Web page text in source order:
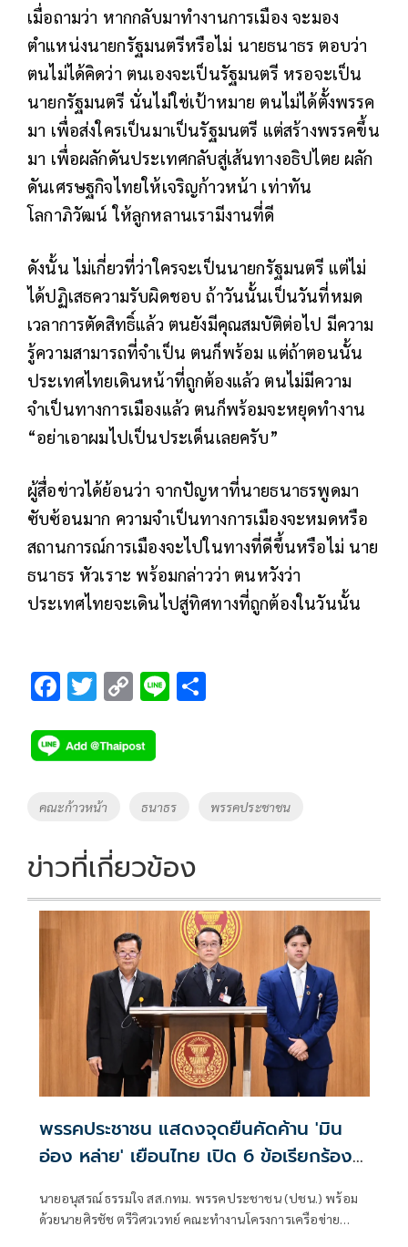
เมื่อถามว่า หากกลับมาทำงานการเมือง จะมอง
ตำแหน่งนายกรัฐมนตรีหรือไม่ นายธนาธร ตอบว่า
ตนไม่ได้คิดว่า ตนเองจะเป็นรัฐมนตรี หรอจะเป็น
นายกรัฐมนตรี นั่นไม่ใช่เป้าหมาย ตนไม่ได้ตั้งพรรค
มา เพื่อส่งใครเป็นมาเป็นรัฐมนตรี แต่สร้างพรรคขึ้น
มา เพื่อผลักดันประเทศกลับสู่เส้นทางอธิปไตย ผลัก
ดันเศรษฐกิจไทยให้เจริญก้าวหน้า เท่าทัน
โลกาภิวัฒน์ ให้ลูกหลานเรามีงานที่ดี
ดังนั้น ไม่เกี่ยวที่ว่าใครจะเป็นนายกรัฐมนตรี แต่ไม่
ได้ปฏิเสธความรับผิดชอบ ถ้าวันนั้นเป็นวันที่หมด
เวลาการตัดสิทธิ์แล้ว ตนยังมีคุณสมบัติต่อไป มีความ
รู้ความสามารถที่จำเป็น ตนก็พร้อม แต่ถ้าตอนนั้น
ประเทศไทยเดินหน้าที่ถูกต้องแล้ว ตนไม่มีความ
จำเป็นทางการเมืองแล้ว ตนก็พร้อมจะหยุดทำงาน
“อย่าเอาผมไปเป็นประเด็นเลยครับ”
ผู้สื่อข่าวได้ย้อนว่า จากปัญหาที่นายธนาธรพูดมา
ซับซ้อนมาก ความจำเป็นทางการเมืองจะหมดหรือ
สถานการณ์การเมืองจะไปในทางที่ดีขึ้นหรือไม่ นาย
ธนาธร หัวเราะ พร้อมกล่าวว่า ตนหวังว่า
ประเทศไทยจะเดินไปสู่ทิศทางที่ถูกต้องในวันนั้น
F
e
b
o
k
T
tt
er
C
p
y
Li
k
Li
Tags
คณะก้าวหน้า ธนาธร พรรคประชาชน
ข่าวที่เกี่ยวข้อง
พรรคประชาชน แสดงจุดยืนคัดค้าน 'มิน
อ่อง หล่าย' เยือนไทย เปิด 6 ข้อเรียกร้อง
นายอนุสรณ์ ธรรมใจ สส.กทม. พรรคประชาชน (ปชน.) พร้อม
ด้วยนายศิรชัช ตรีวิศวเวทย์ คณะทำงานโครงการเครือข่าย